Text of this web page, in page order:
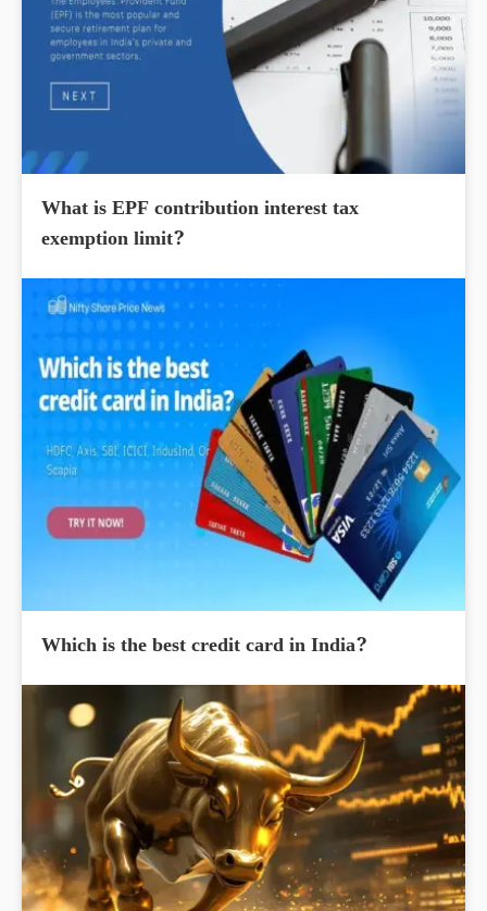
What is EPF contribution interest tax
exemption limit?
Which is the best credit card in India?